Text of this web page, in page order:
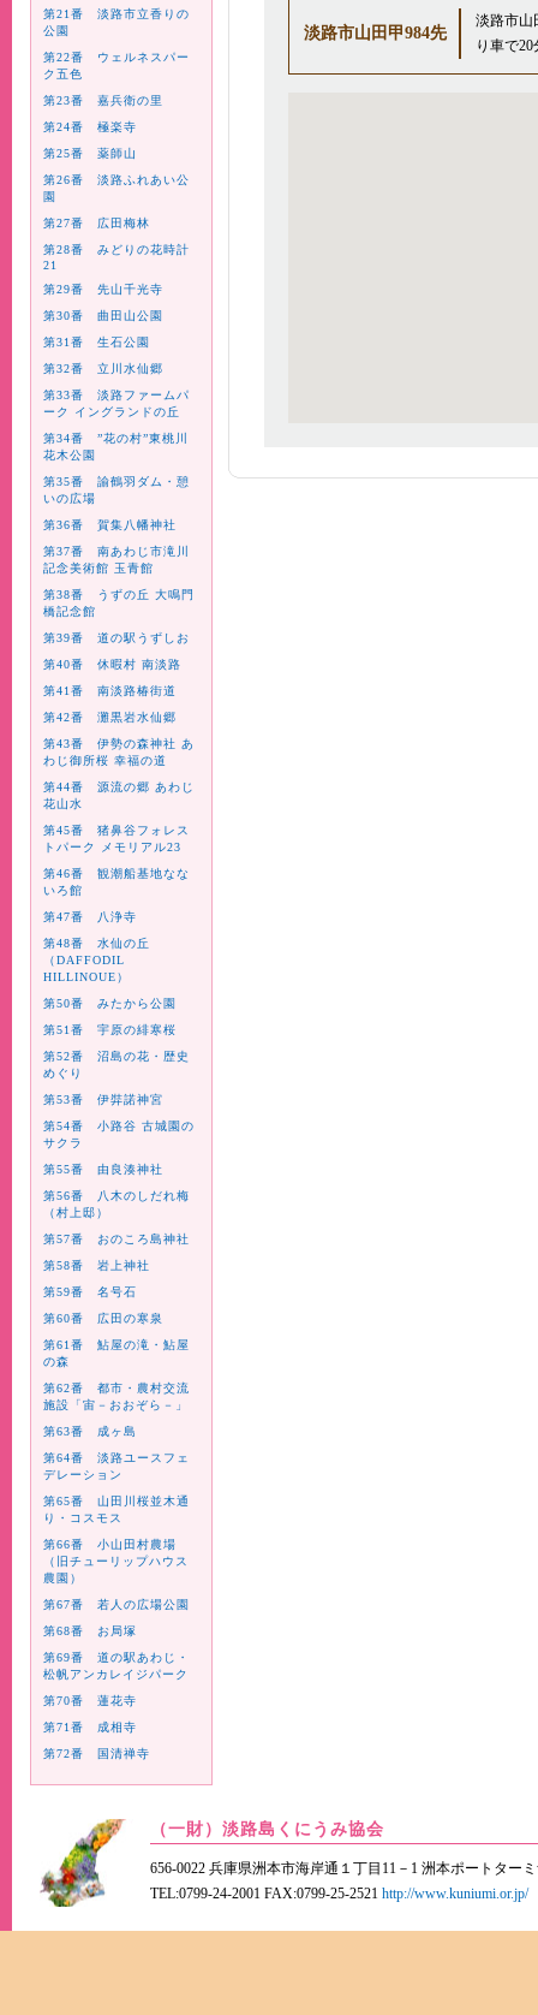
第21番 淡路市立香りの
公園
第22番 ウェルネスパー
ク五色
第23番 嘉兵衛の里
第24番 極楽寺
第25番 薬師山
第26番 淡路ふれあい公
園
第27番 広田梅林
第28番 みどりの花時計
21
第29番 先山千光寺
第30番 曲田山公園
第31番 生石公園
第32番 立川水仙郷
第33番 淡路ファームパ
ーク イングランドの丘
第34番 ”花の村”東桃川
花木公園
第35番 諭鶴羽ダム・憩
いの広場
第36番 賀集八幡神社
第37番 南あわじ市滝川
記念美術館 玉青館
第38番 うずの丘 大鳴門
橋記念館
第39番 道の駅うずしお
第40番 休暇村 南淡路
第41番 南淡路椿街道
第42番 灘黒岩水仙郷
第43番 伊勢の森神社 あ
わじ御所桜 幸福の道
第44番 源流の郷 あわじ
花山水
第45番 猪鼻谷フォレス
トパーク メモリアル23
第46番 観潮船基地なな
いろ館
第47番 八浄寺
第48番 水仙の丘
（DAFFODIL
HILLINOUE）
第50番 みたから公園
第51番 宇原の緋寒桜
第52番 沼島の花・歴史
めぐり
第53番 伊弉諾神宮
第54番 小路谷 古城園の
サクラ
第55番 由良湊神社
第56番 八木のしだれ梅
（村上邸）
第57番 おのころ島神社
第58番 岩上神社
第59番 名号石
第60番 広田の寒泉
第61番 鮎屋の滝・鮎屋
の森
第62番 都市・農村交流
施設「宙－おおぞら－」
第63番 成ヶ島
第64番 淡路ユースフェ
デレーション
第65番 山田川桜並木通
り・コスモス
第66番 小山田村農場
（旧チューリップハウス
農園）
第67番 若人の広場公園
第68番 お局塚
第69番 道の駅あわじ・
松帆アンカレイジパーク
第70番 蓮花寺
第71番 成相寺
第72番 国清禅寺
淡路市山田甲984先
淡路市山
り車で
（一財）淡路島くにうみ協会
656-0022 兵庫県洲本市海岸通１丁目11－1 洲本ポートター
TEL:0799-24-2001 FAX:0799-25-2521 http://www.kuniumi.or.jp/